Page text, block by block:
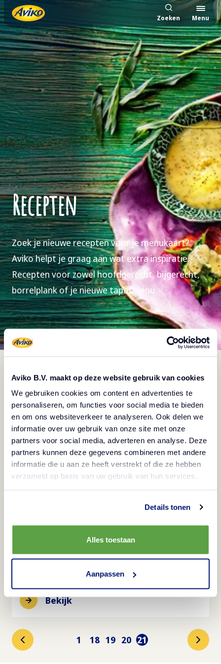
Aviko B.V. maakt op deze website gebruik van cookies
We gebruiken cookies om content en advertenties te
personaliseren, om functies voor social media te bieden
en om ons websiteverkeer te analyseren. Ook delen we
informatie over uw gebruik van onze site met onze
partners voor social media, adverteren en analyse. Deze
partners kunnen deze gegevens combineren met andere
informatie die u aan ze heeft verstrekt of die ze hebben
verzameld op basis van uw gebruik van hun services.
Details tonen
Alles toestaan
Aanpassen
Zoeken Menu
Recepten
Zoek je nieuwe recepten voor je menukaart?
Aviko helpt je graag aan wat extra inspiratie.
Recepten voor zowel hoofdgerecht, bijgerecht,
borrelplank of je nieuwe tapasmenu.
Bekijk filters
Kruidenquiche met yoghurt, tomaatjes
Bekijk
1 18 19 20 21